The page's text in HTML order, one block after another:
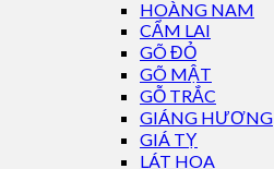
HOÀNG NAM
CẨM LAI
GÕ ĐỎ
GÕ MẬT
GỖ TRẮC
GIÁNG HƯƠNG
GIÁ TỴ
LÁT HOA